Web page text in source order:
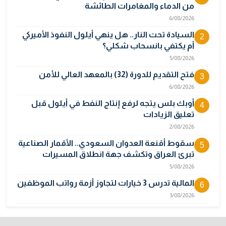
من الدماء والمغامرات الطائشة
6/08/2026
2
السيادة تحت النار.. هل ينهي أيلول النفوذ الأميركي
أم يكتفي بانسحاب شكلي؟
5/08/2026
3 فتح التقديم للدورة (32) بالمعهد العالي للأمن
6/08/2026
4
أوبك بلس يتجه لرفع إنتاج النفط في أيلول قبل
تعليق الزيادات
2/08/2026
5
سقوط أقنعة العدوان السعودي.. الأقمار الصناعية
تبرئ العراق وتكشف جهة انطلاق المسيرات
5/08/2026
6 المالية تدرس 3 خيارات لتجاوز أزمة رواتب الموظفين
3/08/2026